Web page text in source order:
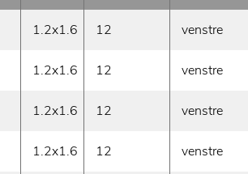
1.2x1.6 12 venstre
1.2x1.6 12 venstre
1.2x1.6 12 venstre
1.2x1.6 12 venstre